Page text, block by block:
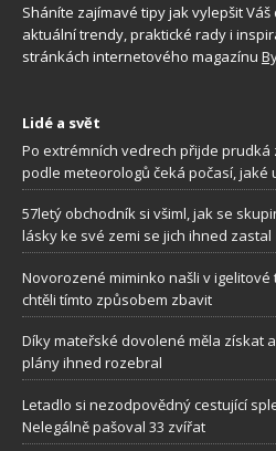
Sháníte zajímavé tipy jak vylepšit
aktuální trendy, praktické rady i
stránkách internetového magazínu
Lidé a svět
Po extrémních vedrech přijde prudká
podle meteorologů čeká počasí, jaké
57letý obchodník si všiml, jak se
lásky ke své zemi se jich ihned zastal
Novorozené miminko našli v igelitové
chtěli tímto způsobem zbavit
Díky mateřské dovolené měla získat
plány ihned rozebral
Letadlo si nezodpovědný cestující
Nelegálně pašoval 33 zvířat